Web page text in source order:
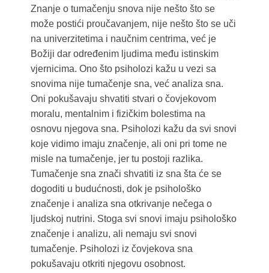
Znanje o tumačenju snova nije nešto što se
može postići proučavanjem, nije nešto što se uči
na univerzitetima i naučnim centrima, već je
Božiji dar određenim ljudima među istinskim
vjernicima. Ono što psiholozi kažu u vezi sa
snovima nije tumačenje sna, već analiza sna.
Oni pokušavaju shvatiti stvari o čovjekovom
moralu, mentalnim i fizičkim bolestima na
osnovu njegova sna. Psiholozi kažu da svi snovi
koje vidimo imaju značenje, ali oni pri tome ne
misle na tumačenje, jer tu postoji razlika.
Tumačenje sna znači shvatiti iz sna šta će se
dogoditi u budućnosti, dok je psihološko
značenje i analiza sna otkrivanje nečega o
ljudskoj nutrini. Stoga svi snovi imaju psihološko
značenje i analizu, ali nemaju svi snovi
tumačenje. Psiholozi iz čovjekova sna
pokušavaju otkriti njegovu osobnost.